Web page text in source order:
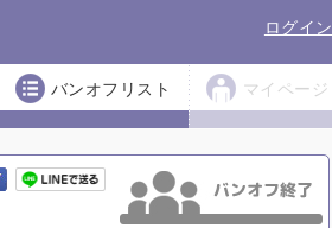
ログイン
バンオフリスト マイページ